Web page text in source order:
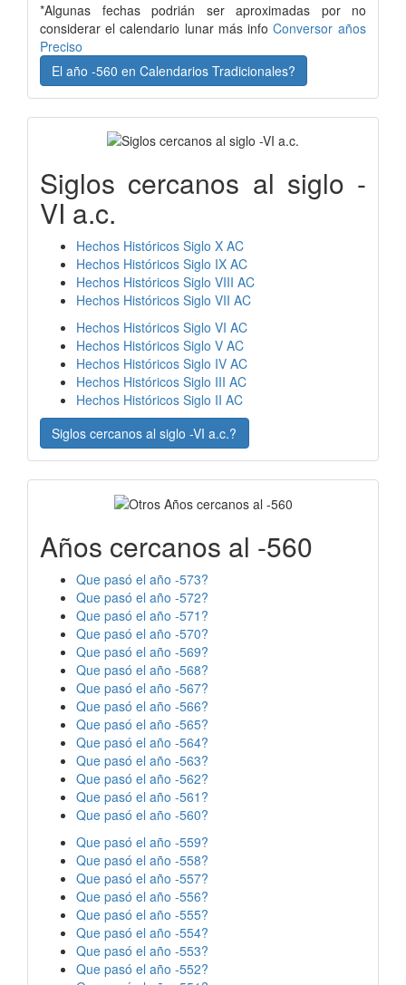
*Algunas fechas podrián ser aproximadas por no
considerar el calendario lunar más info Conversor años
Preciso
El año -560 en Calendarios Tradicionales?
Siglos cercanos al siglo -
VI a.c.
Hechos Históricos Siglo X AC
Hechos Históricos Siglo IX AC
Hechos Históricos Siglo VIII AC
Hechos Históricos Siglo VII AC
Hechos Históricos Siglo VI AC
Hechos Históricos Siglo V AC
Hechos Históricos Siglo IV AC
Hechos Históricos Siglo III AC
Hechos Históricos Siglo II AC
Siglos cercanos al siglo -VI a.c.?
Años cercanos al -560
Que pasó el año -573?
Que pasó el año -572?
Que pasó el año -571?
Que pasó el año -570?
Que pasó el año -569?
Que pasó el año -568?
Que pasó el año -567?
Que pasó el año -566?
Que pasó el año -565?
Que pasó el año -564?
Que pasó el año -563?
Que pasó el año -562?
Que pasó el año -561?
Que pasó el año -560?
Que pasó el año -559?
Que pasó el año -558?
Que pasó el año -557?
Que pasó el año -556?
Que pasó el año -555?
Que pasó el año -554?
Que pasó el año -553?
Que pasó el año -552?